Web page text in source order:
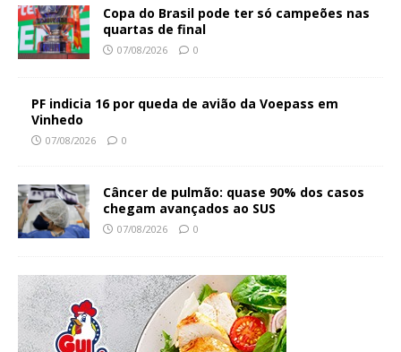
Copa do Brasil pode ter só campeões nas
quartas de final
07/08/2026 0
PF indicia 16 por queda de avião da Voepass em
Vinhedo
07/08/2026 0
Câncer de pulmão: quase 90% dos casos
chegam avançados ao SUS
07/08/2026 0